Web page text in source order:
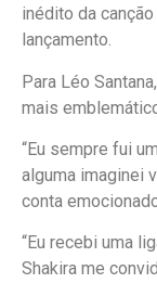
inédito da
lançamento.
Para Léo
mais
“Eu sempre fui
alguma imaginei
conta
“Eu recebi uma
Shakira me